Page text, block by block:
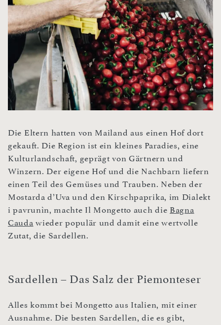
Die Eltern hatten von Mailand aus einen Hof dort
gekauft. Die Region ist ein kleines Paradies, eine
Kulturlandschaft, geprägt von Gärtnern und
Winzern. Der eigene Hof und die Nachbarn liefern
einen Teil des Gemüses und Trauben. Neben der
Mostarda d’Uva und den Kirschpaprika, im Dialekt
i pavrunìn, machte Il Mongetto auch die Bagna
Cauda wieder populär und damit eine wertvolle
Zutat, die Sardellen.
Sardellen – Das Salz der Piemonteser
Alles kommt bei Mongetto aus Italien, mit einer
Ausnahme. Die besten Sardellen, die es gibt,